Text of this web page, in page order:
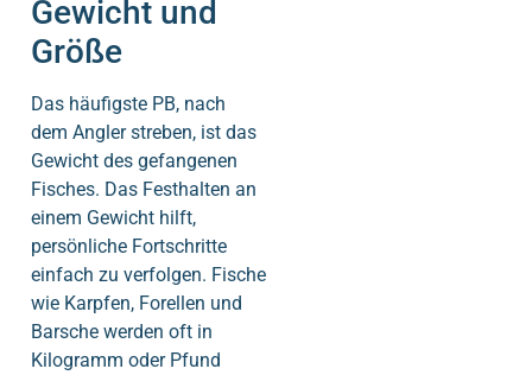
Gewicht und
Größe
Das häufigste PB, nach
dem Angler streben, ist das
Gewicht des gefangenen
Fisches. Das Festhalten an
einem Gewicht hilft,
persönliche Fortschritte
einfach zu verfolgen. Fische
wie Karpfen, Forellen und
Barsche werden oft in
Kilogramm oder Pfund